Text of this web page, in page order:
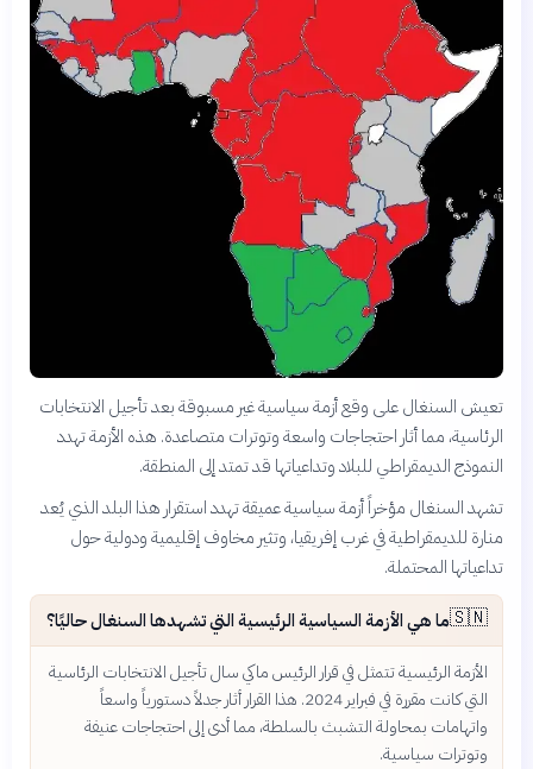
تعيش السنغال على وقع أزمة سياسية غير مسبوقة بعد تأجيل الانتخابات
الرئاسية، مما أثار احتجاجات واسعة وتوترات متصاعدة. هذه الأزمة تهدد
النموذج الديمقراطي للبلاد وتداعياتها قد تمتد إلى المنطقة.
تشهد السنغال مؤخراً أزمة سياسية عميقة تهدد استقرار هذا البلد الذي يُعد
منارة للديمقراطية في غرب إفريقيا، وتثير مخاوف إقليمية ودولية حول
تداعياتها المحتملة.
🇸🇳ما هي الأزمة السياسية الرئيسية التي تشهدها السنغال حاليًا؟
الأزمة الرئيسية تتمثل في قرار الرئيس ماكي سال تأجيل الانتخابات الرئاسية
التي كانت مقررة في فبراير 2024. هذا القرار أثار جدلاً دستورياً واسعاً
واتهامات بمحاولة التشبث بالسلطة، مما أدى إلى احتجاجات عنيفة
وتوترات سياسية.